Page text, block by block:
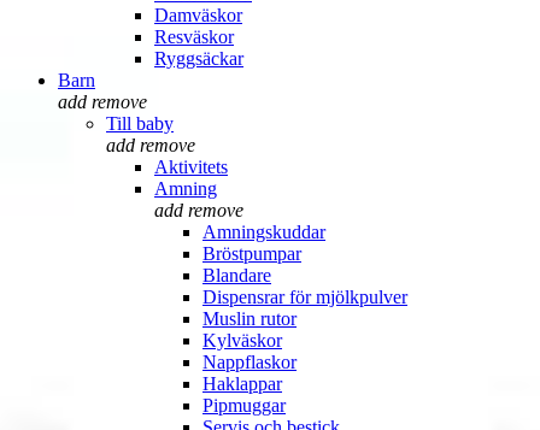
Damväskor
Resväskor
Ryggsäckar
Barn
add remove
Till baby
add remove
Aktivitets
Amning
add remove
Amningskuddar
Bröstpumpar
Blandare
Dispensrar för mjölkpulver
Muslin rutor
Kylväskor
Nappflaskor
Haklappar
Pipmuggar